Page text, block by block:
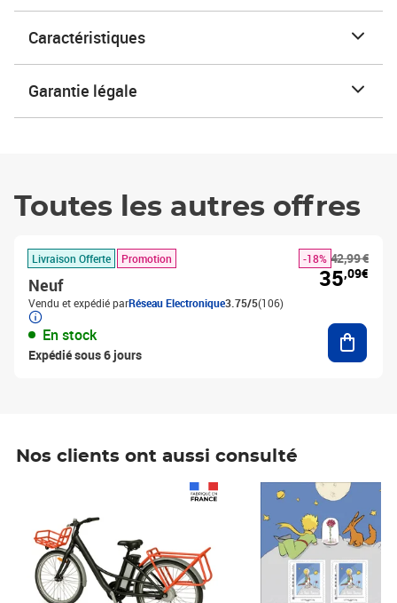
Caractéristiques
Garantie légale
Toutes les autres offres
Livraison Offerte Promotion
Neuf
Vendu et expédié parRéseau Electronique3.75/5(106)
En stock
Expédié sous 6 jours
42,99 €
-18%
35,09€
Nos clients ont aussi consulté
Prix 7,50€